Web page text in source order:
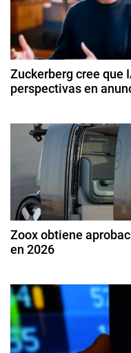
a
L
a
e
l
,
n
t
e
l
g
a
c
i
ó
d
e
e
t
r
Zuckerberg cree que
perspectivas en
7
d
e
2
3
Zoox obtiene
en 2026
0
d
e
ju
li